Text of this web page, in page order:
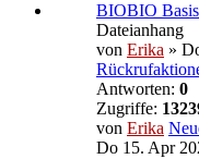
BIOBIO
Dateianhang
von Erika »
Antworten: 0
Zugriffe:
von Erika
Do 15. Apr